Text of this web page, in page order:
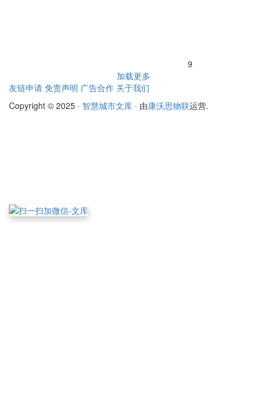
9
加载更多
友链申请 免责声明 广告合作 关于我们
Copyright © 2025 · 智慧城市文库 · 由康沃思物联运营.